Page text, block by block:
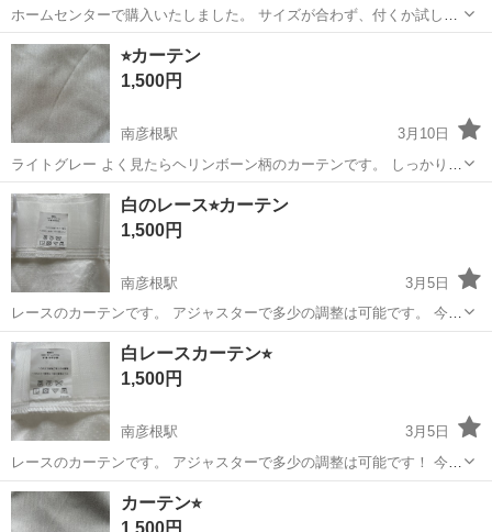
ホームセンターで購入いたしました。 サイズが合わず、付くか試した
のみです。 開封済みですが、ほぼ未使用とかわりありません。 一袋(2
個入り)売れたので、残り一袋で300円です。
滋賀 草津市
オーニング
⭐︎カーテン
1,500円
南彦根駅
3月10日
ライトグレー よく見たらヘリンボーン柄のカーテンです。 しっかりし
た生地です。 アジャスターが付いているので多少の調整は可能。 今の
サイズ 縦:137cm 横:114cm 10箇所の引っ掛けがあります。 ふさ掛け
あり
滋賀 彦根市
白のレース⭐︎カーテン
1,500円
南彦根駅
3月5日
レースのカーテンです。 アジャスターで多少の調整は可能です。 今の
サイズ 縦:108cm 横:105cm
滋賀 彦根市 南彦根駅 カーテン、ブラインド
白レースカーテン⭐︎
1,500円
南彦根駅
3月5日
レースのカーテンです。 アジャスターで多少の調整は可能です！ 今の
サイズ 縦:133cm 横:105cm
滋賀 彦根市
カーテン⭐︎